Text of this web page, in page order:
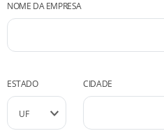
NOME DA EMPRESA
ESTADO CIDADE